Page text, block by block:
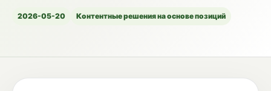
2026-05-20 Контентные решения на основе позиций